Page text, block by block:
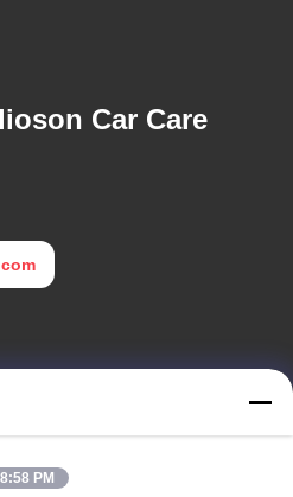
Car Care
Greenland Central Plaza,
8:58 PM